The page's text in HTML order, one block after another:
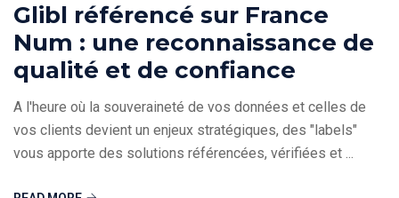
Glibl référencé sur France
Num : une reconnaissance de
qualité et de confiance
A l'heure où la souveraineté de vos données et celles de
vos clients devient un enjeux stratégiques, des "labels"
vous apporte des solutions référencées, vérifiées et ...